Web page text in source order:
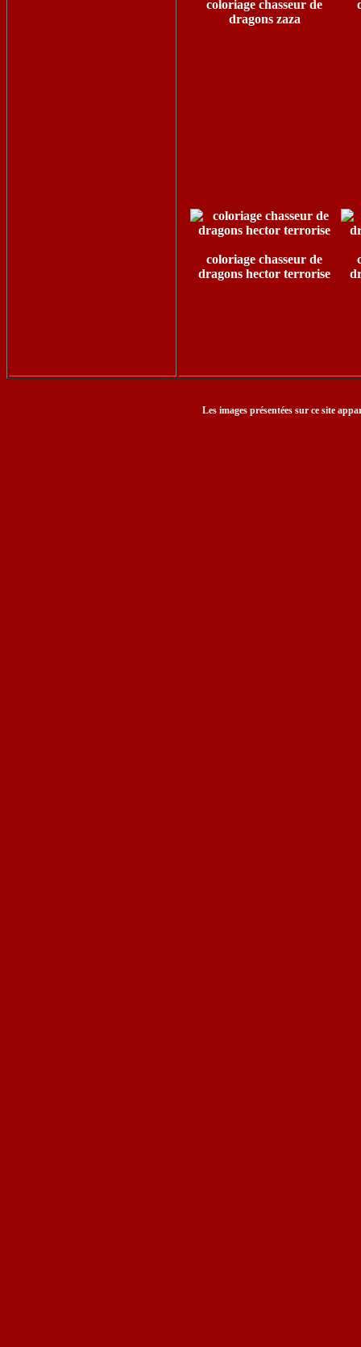
coloriage chasseur de
dragons zaza
coloriage chasseur de
dragons hector terrorise
Les images présentées sur ce site